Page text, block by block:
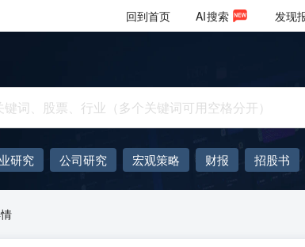
回到首页 AI搜索 发现
研究 公司研究 宏观策略 财报 招股书
AIGC
大